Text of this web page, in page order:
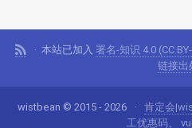
本站已加入 署名-知识 4.0 (CC
链接出
wistbean © 2015 - 2026 肯定会
工优惠码、